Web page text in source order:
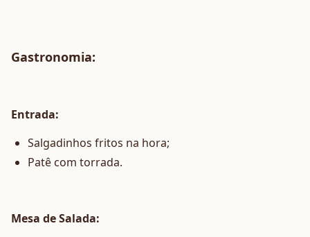
Gastronomia:
Entrada:
Salgadinhos fritos na hora;
Patê com torrada.
Mesa de Salada: